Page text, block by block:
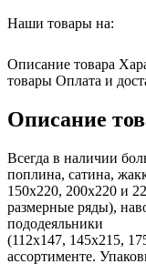
Наши товары на:
Описание товара
товары Оплата и
Описание
Всегда в наличии
поплина, сатина,
150х220, 200х220 и
размерные ряды),
пододеяльники
(112х147, 145х215,
ассортименте.